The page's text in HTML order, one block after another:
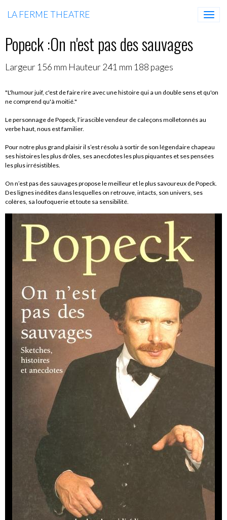
LA FERME THEATRE
Popeck :On n'est pas des sauvages
Largeur 156 mm Hauteur 241 mm 188 pages
"L'humour juif, c'est de faire rire avec une histoire qui a un double sens et qu'on
ne comprend qu'à moitié."
Le personnage de Popeck, l’irascible vendeur de caleçons molletonnés au
verbe haut, nous est familier.
Pour notre plus grand plaisir il s’est résolu à sortir de son légendaire chapeau
ses histoires les plus drôles, ses anecdotes les plus piquantes et ses pensées
les plus irrésistibles.
On n’est pas des sauvages propose le meilleur et le plus savoureux de Popeck.
Des lignes inédites dans lesquelles on retrouve, intacts, son univers, ses
colères, sa loufoquerie et toute sa sensibilité.